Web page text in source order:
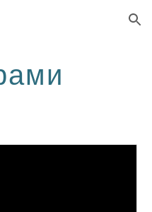
Skip to navigation